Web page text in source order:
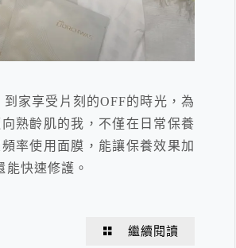
家享受片刻的OFF的時光，為
熟齡肌的我，不僅在日常保養
率使用面膜，能讓保養效果加
快速修護。
繼續閱讀